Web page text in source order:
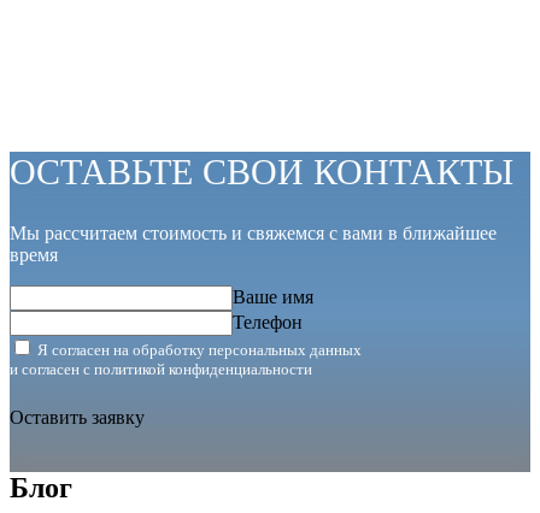
ОСТАВЬТЕ СВОИ КОНТАКТЫ
Мы рассчитаем стоимость и свяжемся с вами в ближайшее
время
Ваше имя
Телефон
Я согласен на обработку персональных данных
и согласен с политикой конфиденциальности
Оставить заявку
Блог